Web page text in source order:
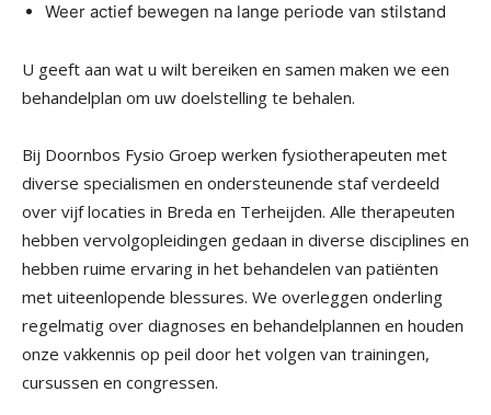
Weer actief bewegen na lange periode van stilstand
U geeft aan wat u wilt bereiken en samen maken we een
behandelplan om uw doelstelling te behalen.
Bij Doornbos Fysio Groep werken fysiotherapeuten met
diverse specialismen en ondersteunende staf verdeeld
over vijf locaties in Breda en Terheijden. Alle therapeuten
hebben vervolgopleidingen gedaan in diverse disciplines en
hebben ruime ervaring in het behandelen van patiënten
met uiteenlopende blessures. We overleggen onderling
regelmatig over diagnoses en behandelplannen en houden
onze vakkennis op peil door het volgen van trainingen,
cursussen en congressen.